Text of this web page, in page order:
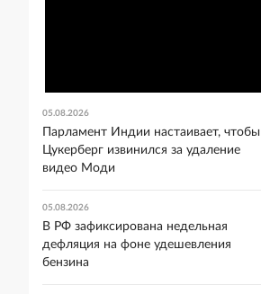
05.08.2026
Парламент Индии настаивает, чтобы
Цукерберг извинился за удаление
видео Моди
05.08.2026
В РФ зафиксирована недельная
дефляция на фоне удешевления
бензина